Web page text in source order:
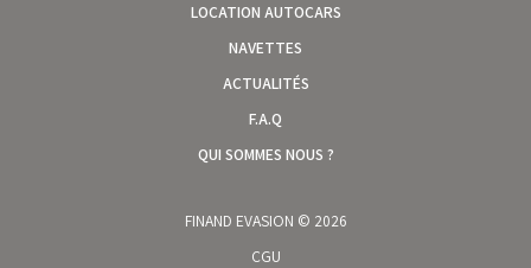
LOCATION AUTOCARS
NAVETTES
ACTUALITÉS
F.A.Q
QUI SOMMES NOUS ?
FINAND EVASION © 2026
CGU